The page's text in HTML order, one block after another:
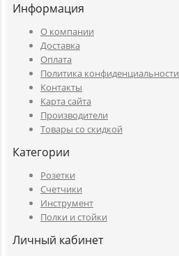
Информация
O компании
Доставка
Оплата
Политика конфиденциальности
Контакты
Карта сайта
Производители
Товары со скидкой
Категории
Розетки
Счетчики
Инструмент
Полки и стойки
Личный кабинет